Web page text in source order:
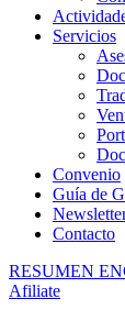
Servicios
Convenio
Guía de
Contacto
RESUMEN
Afiliate